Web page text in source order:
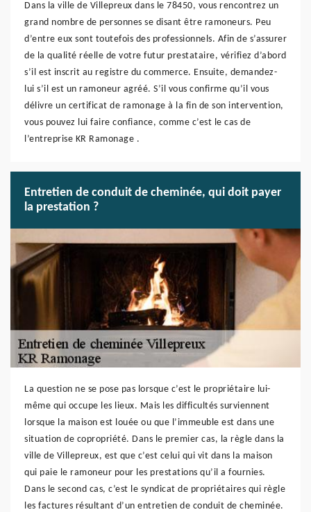
Dans la ville de Villepreux dans le 78450, vous rencontrez un
grand nombre de personnes se disant être ramoneurs. Peu
d’entre eux sont toutefois des professionnels. Afin de s’assurer
de la qualité réelle de votre futur prestataire, vérifiez d’abord
s’il est inscrit au registre du commerce. Ensuite, demandez-
lui s’il est un ramoneur agréé. S’il vous confirme qu’il vous
délivre un certificat de ramonage à la fin de son intervention,
vous pouvez lui faire confiance, comme c’est le cas de
l’entreprise KR Ramonage .
Entretien de conduit de cheminée, qui doit payer
la prestation ?
La question ne se pose pas lorsque c’est le propriétaire lui-
même qui occupe les lieux. Mais les difficultés surviennent
lorsque la maison est louée ou que l’immeuble est dans une
situation de copropriété. Dans le premier cas, la règle dans la
ville de Villepreux, est que c’est celui qui vit dans la maison
qui paie le ramoneur pour les prestations qu’il a fournies.
Dans le second cas, c’est le syndicat de propriétaires qui règle
les factures résultant d’un entretien de conduit de cheminée.